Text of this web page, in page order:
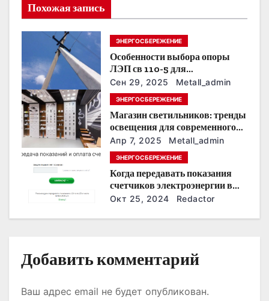
я
п
о
з
а
п
и
Похожая запись
ЭНЕРГОСБЕРЕЖЕНИЕ
Особенности выбора опоры
ЛЭП св 110-5 для
строительства электросетей
Сен 29, 2025 Metall_admin
ЭНЕРГОСБЕРЕЖЕНИЕ
Магазин светильников: тренды
освещения для современного
интерьера
Апр 7, 2025 Metall_admin
ЭНЕРГОСБЕРЕЖЕНИЕ
Когда передавать показания
счетчиков электроэнергии в
Дзержинске?
Окт 25, 2024 Redactor
Добавить комментарий
Ваш адрес email не будет опубликован.